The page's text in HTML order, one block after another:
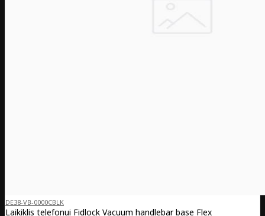
DE38-VB-0000CBLK
Laikiklis telefonui Fidlock Vacuum handlebar base Flex